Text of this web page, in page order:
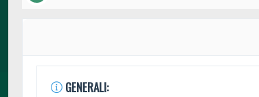
GENERALI: